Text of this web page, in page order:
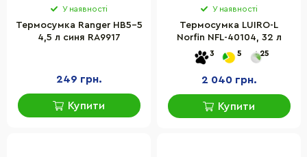
У наявності
Термосумка Ranger HB5-5
4,5 л синя RA9917
249 грн.
Купити
У наявності
Термосумка LUIRO-L
Norfin NFL-40104, 32 л
3 5 25
2 040 грн.
Купити